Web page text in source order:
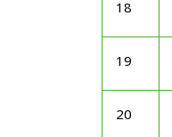
18
19
20